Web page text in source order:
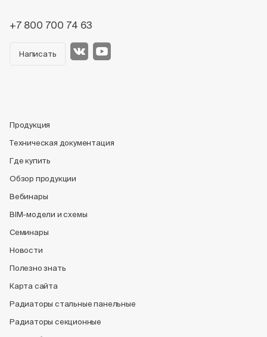
+7 800 700 74 63
Написать
Продукция
Техническая документация
Где купить
Обзор продукции
Вебинары
BIM-модели и схемы
Семинары
Новости
Полезно знать
Карта сайта
Радиаторы стальные панельные
Радиаторы секционные